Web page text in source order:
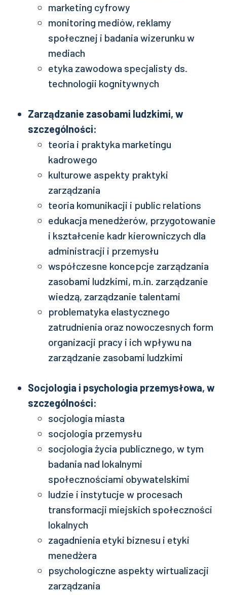
marketing cyfrowy
monitoring mediów, reklamy
społecznej i badania wizerunku w
mediach
etyka zawodowa specjalisty ds.
technologii kognitywnych
Zarządzanie zasobami ludzkimi, w
szczególności:
teoria i praktyka marketingu
kadrowego
kulturowe aspekty praktyki
zarządzania
teoria komunikacji i public relations
edukacja menedżerów, przygotowanie
i kształcenie kadr kierowniczych dla
administracji i przemysłu
współczesne koncepcje zarządzania
zasobami ludzkimi, m.in. zarządzanie
wiedzą, zarządzanie talentami
problematyka elastycznego
zatrudnienia oraz nowoczesnych form
organizacji pracy i ich wpływu na
zarządzanie zasobami ludzkimi
Socjologia i psychologia przemysłowa, w
szczególności:
socjologia miasta
socjologia przemysłu
socjologia życia publicznego, w tym
badania nad lokalnymi
społecznościami obywatelskimi
ludzie i instytucje w procesach
transformacji miejskich społeczności
lokalnych
zagadnienia etyki biznesu i etyki
menedżera
psychologiczne aspekty wirtualizacji
zarządzania